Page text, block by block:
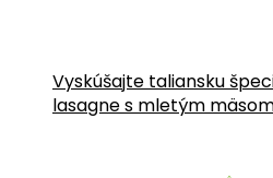
Vyskúšajte taliansku
lasagne s mletým